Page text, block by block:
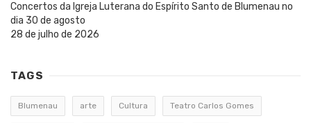
Concertos da Igreja Luterana do Espírito Santo de Blumenau no
dia 30 de agosto
28 de julho de 2026
TAGS
Blumenau arte Cultura Teatro Carlos Gomes